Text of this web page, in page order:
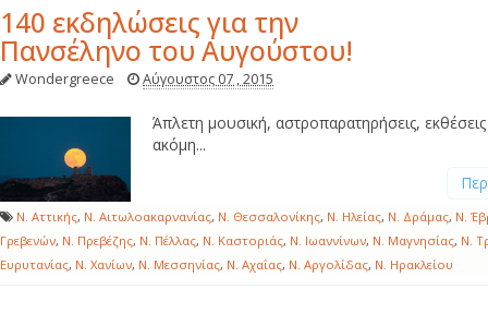
Διαλέξτε τον
προορισμό σας
από τον χάρτη,
την αναζήτηση ή
αλφαβητικά
140 εκδηλώσεις για την
Πανσέληνο του Αυγούστου!
Wondergreece Αύγουστος 07 , 2015
Άπλετη μουσική, αστροπαρατηρήσεις,
ακόμη...
Ν. Αττικής, Ν. Αιτωλοακαρνανίας, Ν. Θεσσαλονίκης, Ν. Ηλείας, Ν. Δράμας, Ν.
Γρεβενών, Ν. Πρεβέζης, Ν. Πέλλας, Ν. Καστοριάς, Ν. Ιωαννίνων, Ν. Μαγνησίας, Ν.
Ευρυτανίας, Ν. Χανίων, Ν. Μεσσηνίας, Ν. Αχαΐας, Ν. Αργολίδας, Ν. Ηρακλείου